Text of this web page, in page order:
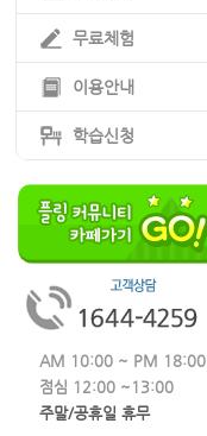
무료체험
이용안내
학습신청
AM 10:00 ~ PM 18:00
점심 12:00 ~13:00
주말/공휴일 휴무